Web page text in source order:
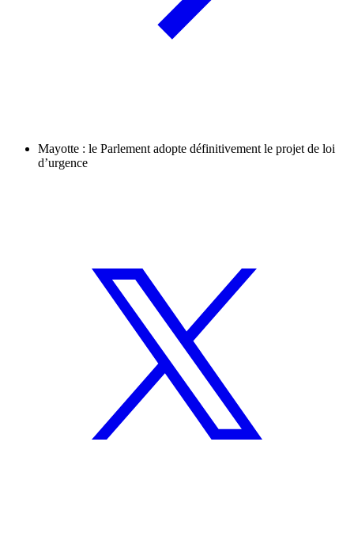
Mayotte : le Parlement adopte définitivement le projet de loi
d’urgence